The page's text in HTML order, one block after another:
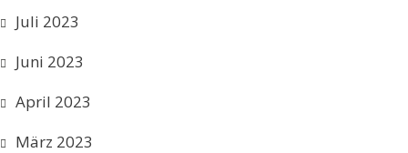
Juli 2023
Juni 2023
April 2023
März 2023